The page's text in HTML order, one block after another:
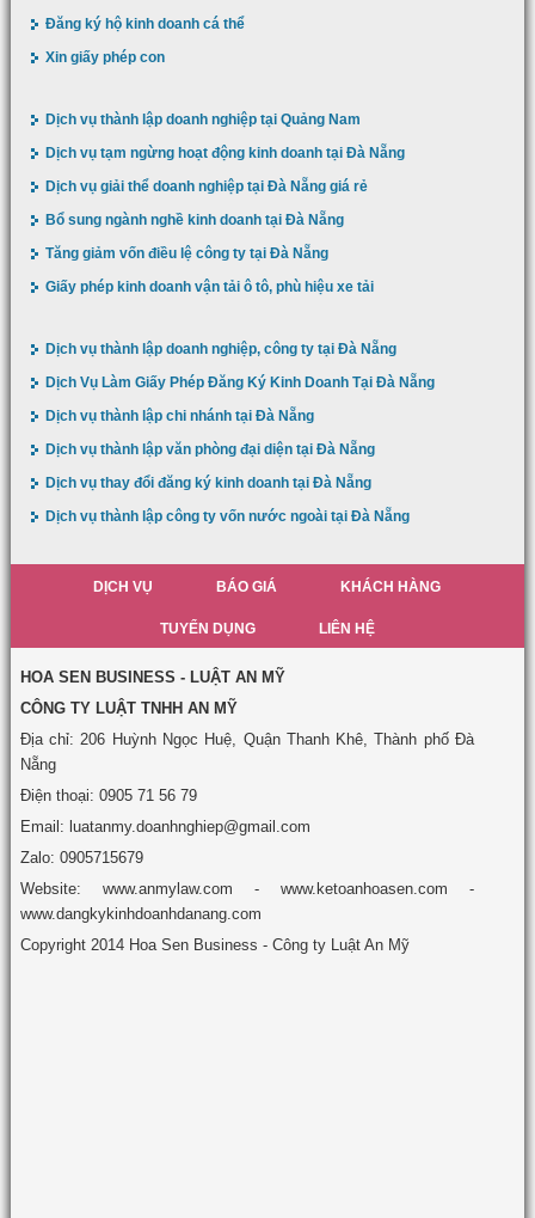
Đăng ký hộ kinh doanh cá thể
Xin giấy phép con
Dịch vụ thành lập doanh nghiệp tại Quảng Nam
Dịch vụ tạm ngừng hoạt động kinh doanh tại Đà Nẵng
Dịch vụ giải thể doanh nghiệp tại Đà Nẵng giá rẻ
Bổ sung ngành nghề kinh doanh tại Đà Nẵng
Tăng giảm vốn điều lệ công ty tại Đà Nẵng
Giấy phép kinh doanh vận tải ô tô, phù hiệu xe tải
Dịch vụ thành lập doanh nghiệp, công ty tại Đà Nẵng
Dịch Vụ Làm Giấy Phép Đăng Ký Kinh Doanh Tại Đà Nẵng
Dịch vụ thành lập chi nhánh tại Đà Nẵng
Dịch vụ thành lập văn phòng đại diện tại Đà Nẵng
Dịch vụ thay đổi đăng ký kinh doanh tại Đà Nẵng
Dịch vụ thành lập công ty vốn nước ngoài tại Đà Nẵng
DỊCH VỤ BÁO GIÁ KHÁCH HÀNG
TUYỂN DỤNG LIÊN HỆ
HOA SEN BUSINESS - LUẬT AN MỸ
CÔNG TY LUẬT TNHH AN MỸ
Địa chỉ: 206 Huỳnh Ngọc Huệ, Quận Thanh Khê, Thành phố Đà
Nẵng
Điện thoại: 0905 71 56 79
Email: luatanmy.doanhnghiep@gmail.com
Zalo: 0905715679
Website: www.anmylaw.com - www.ketoanhoasen.com -
www.dangkykinhdoanhdanang.com
Copyright 2014 Hoa Sen Business - Công ty Luật An Mỹ